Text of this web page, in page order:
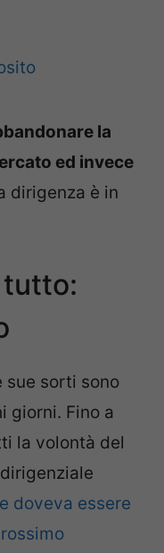
la
ed invece
dirigenza è in
sue sorti sono
giorni. Fino a
la volontà del
doveva essere